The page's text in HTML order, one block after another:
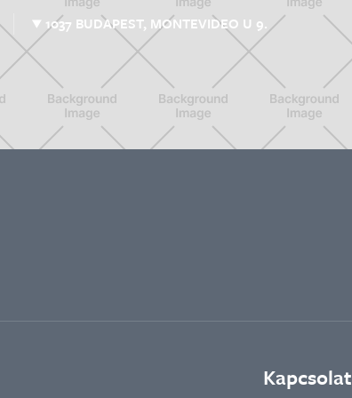
1037 BUDAPEST, MONTEVIDEO U 9.
Kapcsolat